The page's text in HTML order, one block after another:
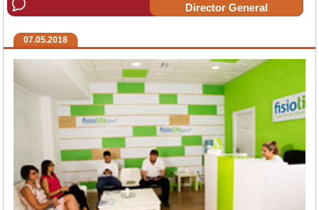
Director General
07.05.2018